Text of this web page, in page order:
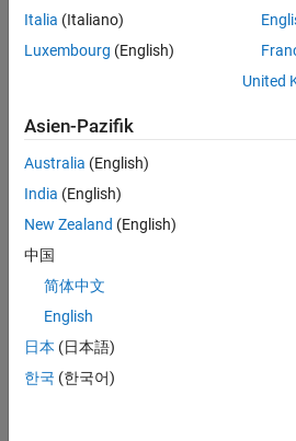
alle
Stellenangebote
anzeigen .
noch
keine
offenen
Stellen
können,
die
Ihren
entsprechen,
werden
Italia (Italiano)
Luxembourg (English)
United
Asien-Pazifik
Australia (English)
India (English)
New Zealand (English)
中国
简体中文
English
日本 (日本語)
한국 (한국어)